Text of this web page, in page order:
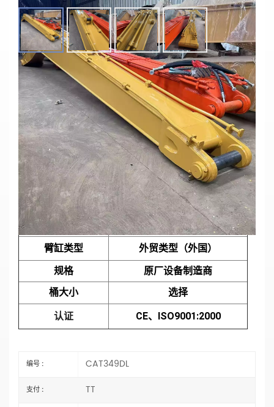
CAT349长臂定制加长型挖掘机臂，用于河道
疏浚
主要参数
型号 CAT349DL
类型 长臂挖掘机
长度 选择
材料 Q355B 或 Q690D
健康）状况 新的
臂缸类型 外贸类型（外国）
规格
原厂设备制造商
桶大小
选择
认证 CE、ISO9001:2000
编号 : CAT349DL
支付 : TT